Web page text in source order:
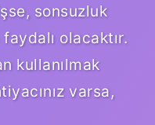
sonsuzluk
olacaktır.
kullanılmak
varsa,